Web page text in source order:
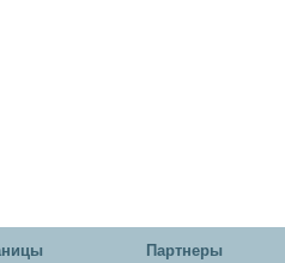
Партнеры